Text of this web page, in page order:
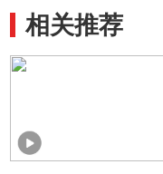
相关推荐